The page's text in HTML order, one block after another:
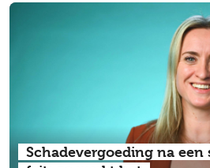
Schadevergoeding na een